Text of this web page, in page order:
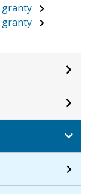
granty
granty